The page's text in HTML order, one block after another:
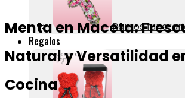
Ramos
Regalos
Menta en Maceta:
Natural y Versatilidad
Cocina